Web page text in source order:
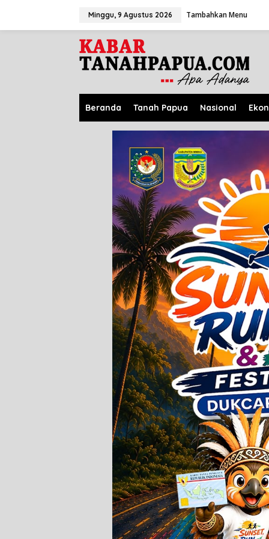
Minggu, 9 Agustus 2026 Tambahkan Menu
Beranda Tanah Papua Nasional